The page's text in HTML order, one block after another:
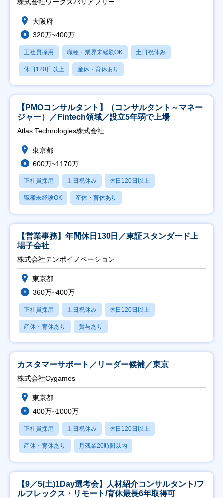
株式会社ワークスバリアフリー
大阪府
320万~400万
正社員採用 職種・業界未経験OK 土日祝休み
休日120日以上 産休・育休あり
【PMOコンサルタント】（コンサルタント～マネー
ジャー）／Fintech領域／設立5年弱で上場
Atlas Technologies株式会社
東京都
600万~1170万
正社員採用 土日祝休み 休日120日以上
職種未経験OK 産休・育休あり
【営業事務】年間休日130日／東証スタンダード上
場子会社
株式会社テンポイノベーション
東京都
360万~400万
正社員採用 土日祝休み 休日120日以上
産休・育休あり 賞与あり
カスタマーサポート／リーダー候補／東京
株式会社Cygames
東京都
400万~1000万
正社員採用 土日祝休み 休日120日以上
産休・育休あり 月残業20時間以内
【9／5(土)1Day選考会】人材紹介コンサルタント/フ
ルフレックス・リモート/育休最長6年取得可